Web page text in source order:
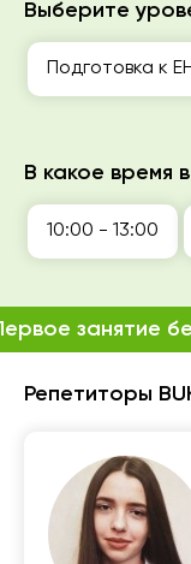
Репетиторы
занятие
Выберите
Подготовка к
В какое время
10:00 - 13:00